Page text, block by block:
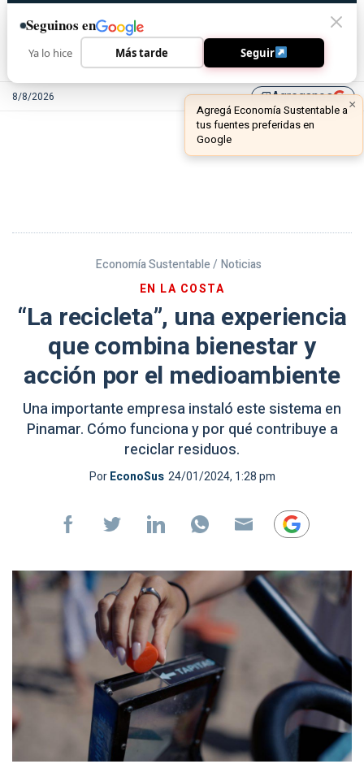
8/8/2026 library_addAgreganos
Economía Sustentable / Noticias
EN LA COSTA
“La recicleta”, una experiencia
que combina bienestar y
acción por el medioambiente
Una importante empresa instaló este sistema en
Pinamar. Cómo funciona y por qué contribuye a
reciclar residuos.
PorEconoSus 24/01/2024, 1:28 pm
Seguinos en
Ya lo hice Más tarde Seguir